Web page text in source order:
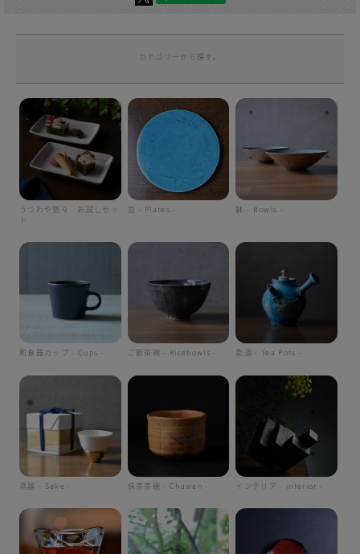
カテゴリーから探す。
うつわや悠々 お試しセッ
ト
皿 - Plates - 鉢 - Bowls -
和食器カップ - Cups - ご飯茶碗 - Ricebowls - 急須 - Tea Pots -
酒器 - Sake - 抹茶茶碗 - Chawan - インテリア - interior -